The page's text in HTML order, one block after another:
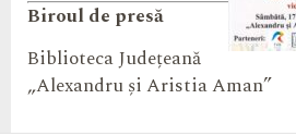
Biroul de presă
Biblioteca Județeană
„Alexandru și Aristia Aman”